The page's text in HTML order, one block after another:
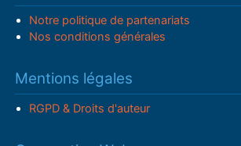
Notre politique de partenariats
Nos conditions générales
Mentions légales
RGPD & Droits d'auteur